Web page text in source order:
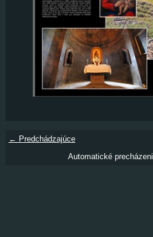
← Predchádzajúce
Automatické